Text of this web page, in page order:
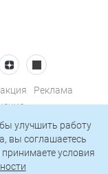
Реклама
улучшить работу
вы соглашаетесь
принимаете условия